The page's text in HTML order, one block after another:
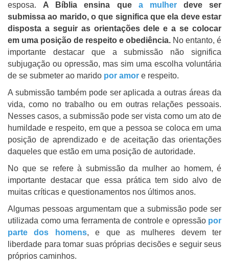
esposa.A Bíblia ensina que a mulherdeve ser
submissa ao marido, o que significa que ela deve estar
disposta a seguir as orientações dele e a se colocar
em uma posição de respeito e obediência. No entanto, é
importante destacar que a submissão não significa
subjugação ou opressão, mas sim uma escolha voluntária
de se submeter ao marido por amor e respeito.
A submissão também pode ser aplicada a outras áreas da
vida, como no trabalho ou em outras relações pessoais.
Nesses casos, a submissão pode ser vista como um ato de
humildade e respeito, em que a pessoa se coloca em uma
posição de aprendizado e de aceitação das orientações
daqueles que estão em uma posição de autoridade.
No que se refere à submissão da mulher ao homem, é
importante destacar que essa prática tem sido alvo de
muitas críticas e questionamentos nos últimos anos.
Algumas pessoas argumentam que a submissão pode ser
utilizada como uma ferramenta de controle e opressão por
parte dos homens, e que as mulheres devem ter
liberdade para tomar suas próprias decisões e seguir seus
próprios caminhos.